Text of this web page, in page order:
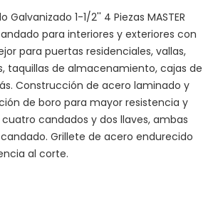
Galvanizado 1-1/2'' 4 Piezas MASTER
para interiores y exteriores con
para puertas residenciales, vallas,
taquillas de almacenamiento, cajas de
Construcción de acero laminado y
de boro para mayor resistencia y
candados y dos llaves, ambas
Grillete de acero endurecido
al corte.